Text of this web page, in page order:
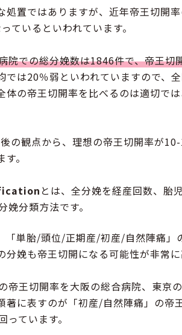
処置ではありますが、近年帝王切開
ているといわれています。
院での総分娩数は1846件で、帝王切
では20％弱といわれていますので、全
体の帝王切開率を比べるのは適切で
の観点から、理想の帝王切開率が
。
とは、全分娩を経産回数、胎
娩分類方法です。
「単胎/頭位/正期産/初産/自然陣痛」
分娩も帝王切開になる可能性が非常に
帝王切開率を大阪の総合病院、東京
著に表すのが「初産/自然陣痛」の帝
ています。